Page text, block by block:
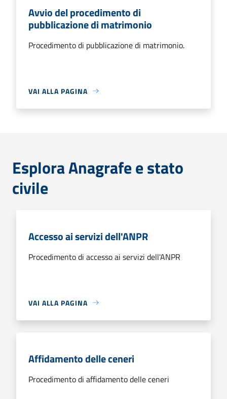
Avvio del procedimento di
pubblicazione di matrimonio
Procedimento di pubblicazione di matrimonio.
VAI ALLA PAGINA
Esplora Anagrafe e stato
civile
Accesso ai servizi dell'ANPR
Procedimento di accesso ai servizi dell'ANPR
VAI ALLA PAGINA
Affidamento delle ceneri
Procedimento di affidamento delle ceneri